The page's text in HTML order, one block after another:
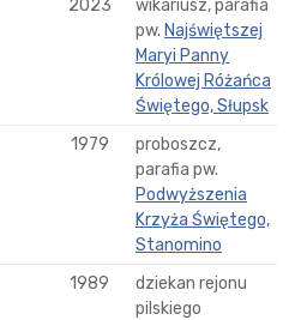
2023
wikariusz, parafia
pw. Najświętszej
Maryi Panny
Królowej Różańca
Świętego, Słupsk
1979
proboszcz,
parafia pw.
Podwyższenia
Krzyża Świętego,
Stanomino
1989
dziekan rejonu
pilskiego